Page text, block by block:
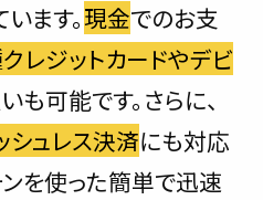
ます。現金でのお支
レジットカードやデビ
も可能です。さらに、
シュレス決済にも対応
ンを使った簡単で迅速